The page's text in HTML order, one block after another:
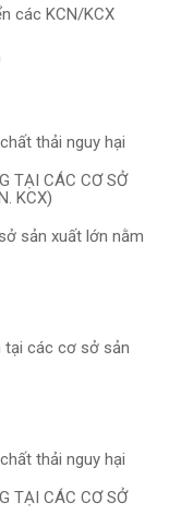
các KCN/KCX
thải nguy hại
TẠI CÁC CƠ SỞ
KCX)
sản xuất lớn nằm
tại các cơ sở sản
thải nguy hại
TẠI CÁC CƠ SỞ